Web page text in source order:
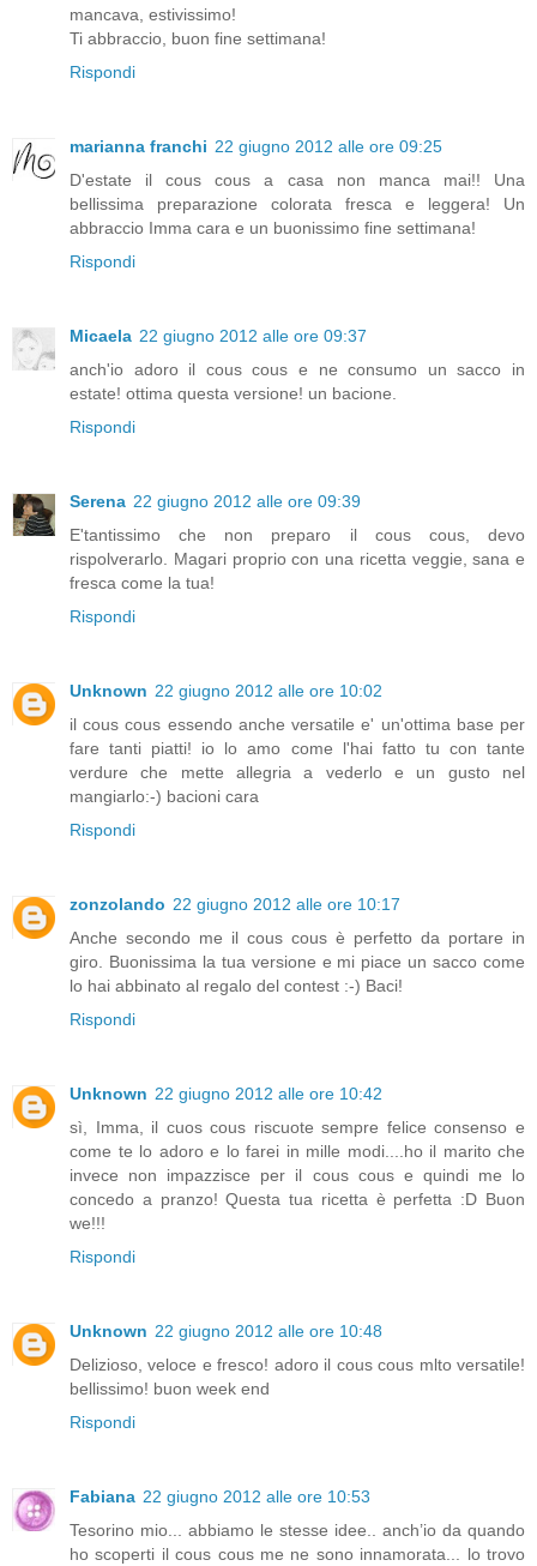
mancava, estivissimo!
Ti abbraccio, buon fine settimana!
Rispondi
marianna franchi 22 giugno 2012 alle ore 09:25
D'estate il cous cous a casa non manca mai!! Una
bellissima preparazione colorata fresca e leggera! Un
abbraccio Imma cara e un buonissimo fine settimana!
Rispondi
Micaela 22 giugno 2012 alle ore 09:37
anch'io adoro il cous cous e ne consumo un sacco in
estate! ottima questa versione! un bacione.
Rispondi
Serena 22 giugno 2012 alle ore 09:39
E'tantissimo che non preparo il cous cous, devo
rispolverarlo. Magari proprio con una ricetta veggie, sana e
fresca come la tua!
Rispondi
Unknown 22 giugno 2012 alle ore 10:02
il cous cous essendo anche versatile e' un'ottima base per
fare tanti piatti! io lo amo come l'hai fatto tu con tante
verdure che mette allegria a vederlo e un gusto nel
mangiarlo:-) bacioni cara
Rispondi
zonzolando 22 giugno 2012 alle ore 10:17
Anche secondo me il cous cous è perfetto da portare in
giro. Buonissima la tua versione e mi piace un sacco come
lo hai abbinato al regalo del contest :-) Baci!
Rispondi
Unknown 22 giugno 2012 alle ore 10:42
sì, Imma, il cuos cous riscuote sempre felice consenso e
come te lo adoro e lo farei in mille modi....ho il marito che
invece non impazzisce per il cous cous e quindi me lo
concedo a pranzo! Questa tua ricetta è perfetta :D Buon
we!!!
Rispondi
Unknown 22 giugno 2012 alle ore 10:48
Delizioso, veloce e fresco! adoro il cous cous mlto versatile!
bellissimo! buon week end
Rispondi
Fabiana 22 giugno 2012 alle ore 10:53
Tesorino mio... abbiamo le stesse idee.. anch’io da quando
ho scoperti il cous cous me ne sono innamorata... lo trovo